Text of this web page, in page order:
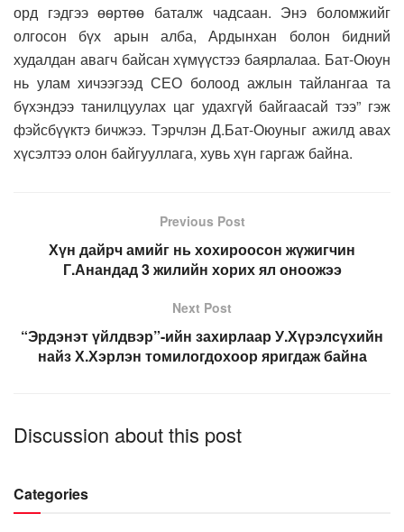
орд гэдгээ өөртөө баталж чадсаан. Энэ боломжийг
олгосон бүх арын алба, Ардынхан болон бидний
худалдан авагч байсан хүмүүстээ баярлалаа. Бат-Оюун
нь улам хичээгээд СЕО болоод ажлын тайлангаа та
бүхэндээ танилцуулах цаг удахгүй байгаасай тээ” гэж
фэйсбүүктэ бичжээ. Тэрчлэн Д.Бат-Оюуныг ажилд авах
хүсэлтээ олон байгууллага, хувь хүн гаргаж байна.
Previous Post
Хүн дайрч амийг нь хохироосон жүжигчин
Г.Анандад 3 жилийн хорих ял оноожээ
Next Post
“Эрдэнэт үйлдвэр”-ийн захирлаар У.Хүрэлсүхийн
найз Х.Хэрлэн томилогдохоор яригдаж байна
Discussion about this post
Categories